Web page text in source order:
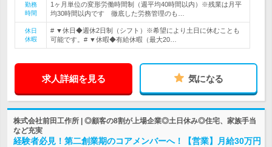
勤務
時間
1ヶ月単位の変形労働時間制（週平均40時間以内）※残業は月平
均30時間以内です 徹底した労務管理のも…
休日
休暇
# ▼休日◆週休2日制（シフト）※希望により土日に休むことも
可能です。# ▼休暇◆有給休暇（最大20…
求人詳細を見る 気になる
株式会社前田工作所 | ◎顧客の8割が上場企業◎土日休み◎住宅、家族手当
など充実
経験者必見！第二創業期のコアメンバーへ！【営業】月給30万円